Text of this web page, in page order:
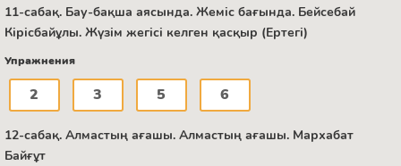
11-сабақ. Бау-бақша аясында. Жеміс бағында. Бейсебай
Кірісбайұлы. Жүзім жегісі келген қасқыр (Ертегі)
Упражнения
2 3 5 6
12-сабақ. Алмастың ағашы. Алмастың ағашы. Мархабат
Байғұт